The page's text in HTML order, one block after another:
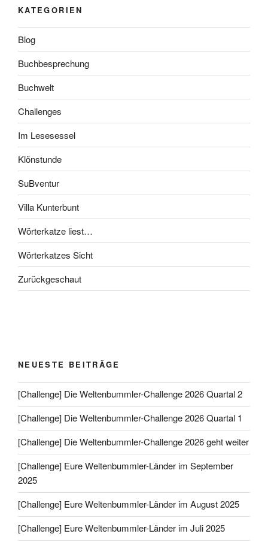
KATEGORIEN
Blog
Buchbesprechung
Buchwelt
Challenges
Im Lesesessel
Klönstunde
SuBventur
Villa Kunterbunt
Wörterkatze liest…
Wörterkatzes Sicht
Zurückgeschaut
NEUESTE BEITRÄGE
[Challenge] Die Weltenbummler-Challenge 2026 Quartal 2
[Challenge] Die Weltenbummler-Challenge 2026 Quartal 1
[Challenge] Die Weltenbummler-Challenge 2026 geht weiter
[Challenge] Eure Weltenbummler-Länder im September
2025
[Challenge] Eure Weltenbummler-Länder im August 2025
[Challenge] Eure Weltenbummler-Länder im Juli 2025